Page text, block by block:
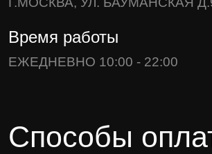
Время работы
ЕЖЕДНЕВНО 10:00 - 22:00
Способы